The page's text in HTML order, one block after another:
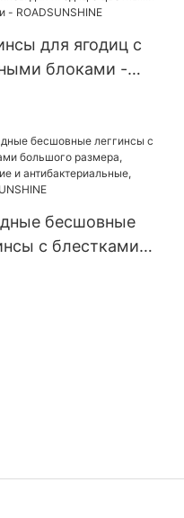
для ягодиц с
блоками -
бесшовные
с блестками